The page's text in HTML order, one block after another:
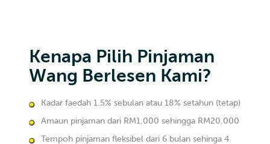
Kenapa Pilih Pinjaman
Wang Berlesen Kami?
Kadar faedah 1.5% sebulan atau 18% setahun (tetap)
Amaun pinjaman dari RM1,000 sehingga RM20,000
Tempoh pinjaman fleksibel dari 6 bulan sehinga 4